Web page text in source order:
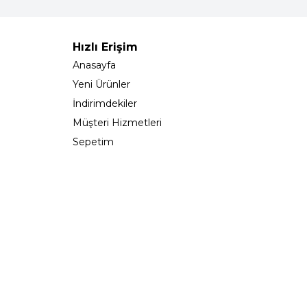
Hızlı Erişim
Anasayfa
Yeni Ürünler
İndirimdekiler
Müşteri Hizmetleri
Sepetim